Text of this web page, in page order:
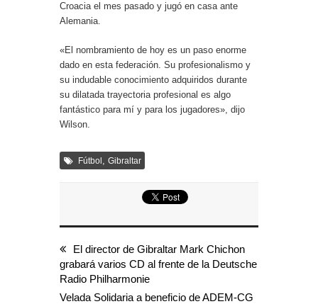
Croacia el mes pasado y jugó en casa ante
Alemania.
«El nombramiento de hoy es un paso enorme
dado en esta federación. Su profesionalismo y
su indudable conocimiento adquiridos durante
su dilatada trayectoria profesional es algo
fantástico para mí y para los jugadores», dijo
Wilson.
Fútbol , Gibraltar
El director de Gibraltar Mark Chichon
grabará varios CD al frente de la Deutsche
Radio Philharmonie
Velada Solidaria a beneficio de ADEM-CG